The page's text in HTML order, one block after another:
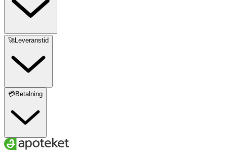
🚀Leveranstid
💳Betalning